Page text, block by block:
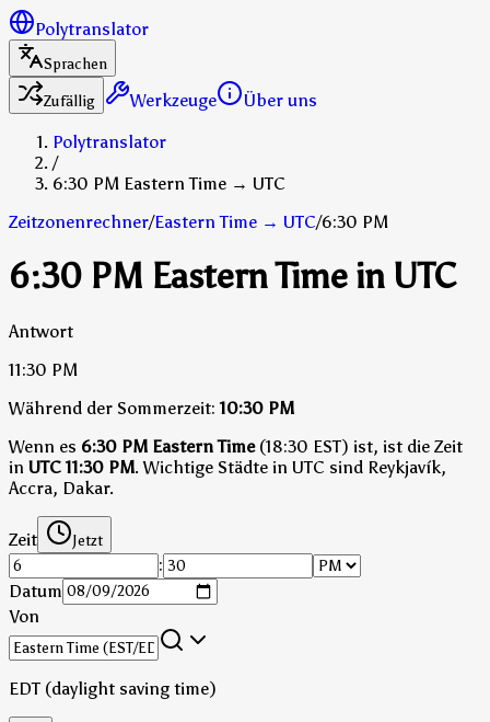
Polytranslator
Sprachen
Zufällig
Werkzeuge
Über uns
Polytranslator
/
6:30 PM Eastern Time → UTC
Zeitzonenrechner/Eastern Time → UTC/6:30 PM
6:30 PM Eastern Time in UTC
Antwort
11:30 PM
Während der Sommerzeit: 10:30 PM
Wenn es 6:30 PM Eastern Time(18:30 EST) ist, ist die Zeit
in UTC 11:30 PM.Wichtige Städte in UTC sind Reykjavík,
Accra, Dakar.
Zeit Jetzt
:
Datum
Von
EDT (daylight saving time)